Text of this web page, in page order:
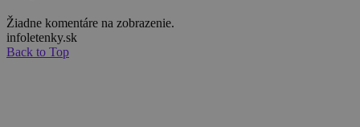
Žiadne komentáre na zobrazenie.
infoletenky.sk
Back to Top